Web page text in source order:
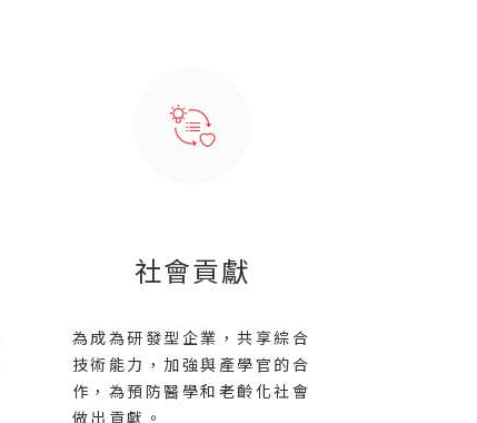
社會貢獻
為成為研發型企業，共享綜合
技術能力，加強與產學官的合
作，為預防醫學和老齡化社會
做出貢獻。